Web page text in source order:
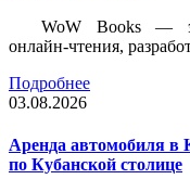
WoW Books —
онлайн-чтения,
Подробнее
03.08.2026
Аренда автомобиля в
по Кубанской столице